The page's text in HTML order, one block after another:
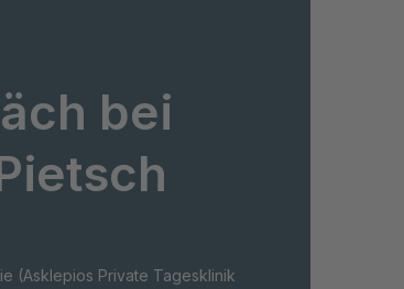
bei
(Asklepios Private Tagesklinik